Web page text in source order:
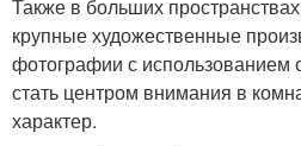
Также в больших
крупные художественные
фотографии с использованием
стать центром внимания в
характер.